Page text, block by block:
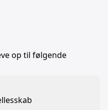
op til følgende